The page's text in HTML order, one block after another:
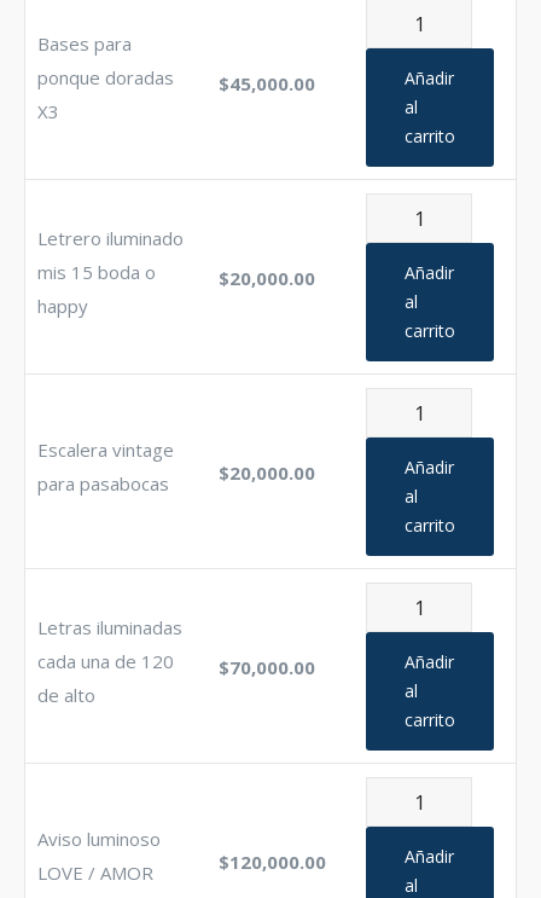
cantidad
Bases para
ponque doradas
X3
$45,000.00
Bases
para
ponque
doradas
cantidad
Añadir
al
carrito
Letrero iluminado
mis 15 boda o
happy
$20,000.00
Letrero
iluminado
boda
o
cantidad
Añadir
al
carrito
Escalera vintage
para pasabocas
$20,000.00
Escalera
vintage
para
pasabocas
cantidad
Añadir
al
carrito
Letras iluminadas
cada una de 120
de alto
$70,000.00
Letras
iluminadas
cada
120
cantidad
Añadir
al
carrito
Aviso luminoso
LOVE / AMOR
$120,000.00
luminoso
LOVEAñadir
al